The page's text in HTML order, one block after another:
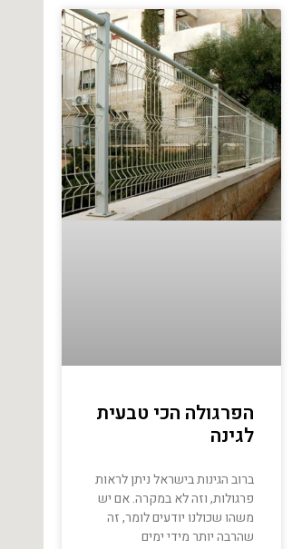
הפרגולה הכי טבעית
לגינה
ברוב הגינות בישראל ניתן לראות
פרגולות, וזה לא במקרה. אם יש
משהו שכולנו יודעים לומר, זה
שהרבה יותר מידי ימים